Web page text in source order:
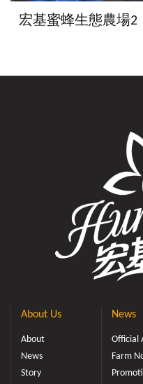
宏基蜜蜂生態農場2
About Us
About
News
Story
News
Official
Farm